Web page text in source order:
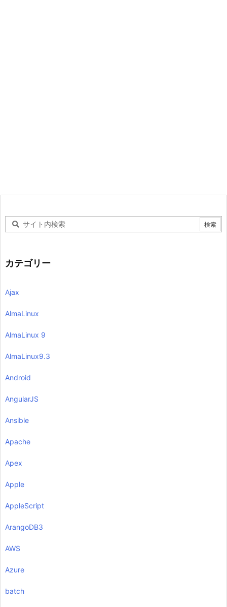
カテゴリー
Ajax
AlmaLinux
AlmaLinux 9
AlmaLinux9.3
Android
AngularJS
Ansible
Apache
Apex
Apple
AppleScript
ArangoDB3
AWS
Azure
batch